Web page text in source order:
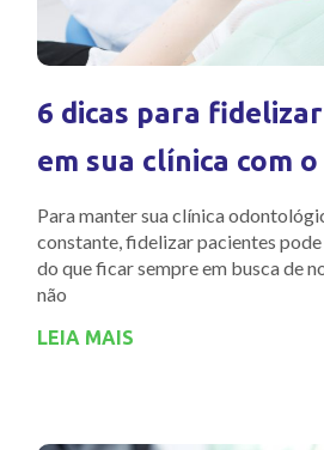
6 dicas para
em sua clínica com
Para manter sua clínica
constante, fidelizar pacientes
do que ficar sempre em busca de
não
LEIA MAIS